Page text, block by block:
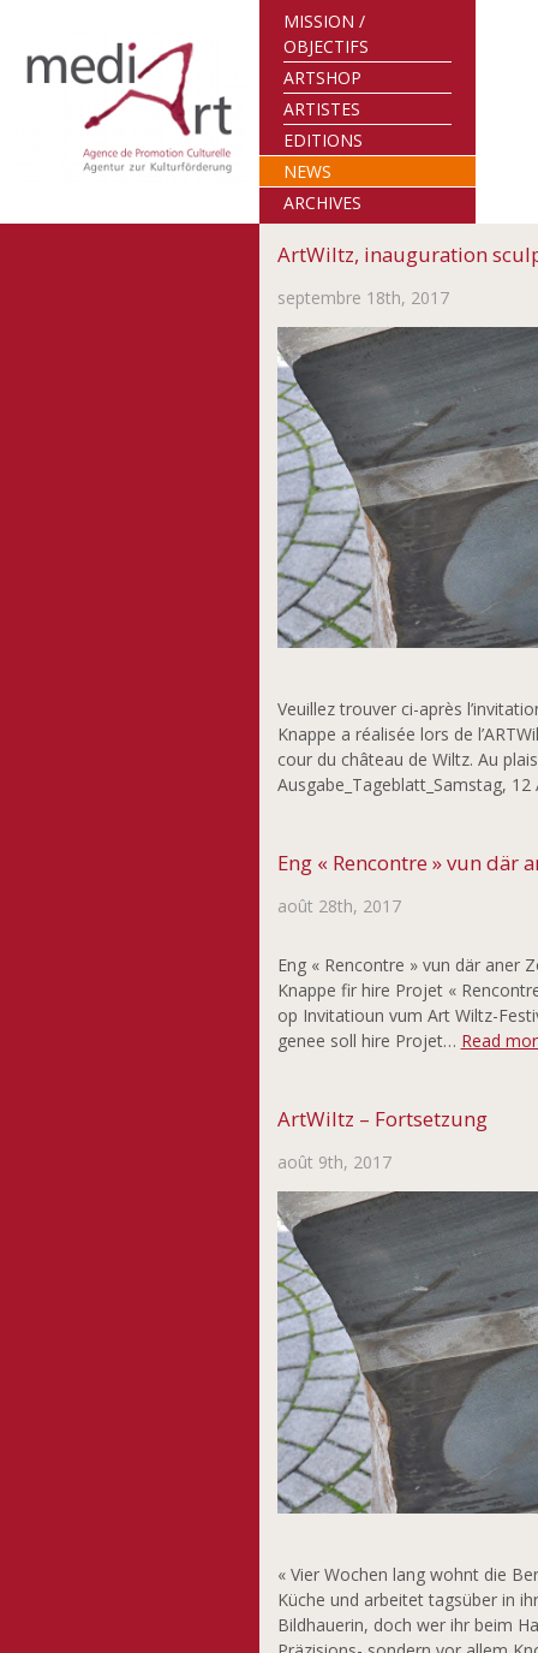
MISSION /
OBJECTIFS
ARTSHOP
ARTISTES
EDITIONS
NEWS
ARCHIVES
ArtWiltz, inauguration
septembre 18th, 2017
Veuillez trouver ci-après
Knappe a réalisée lors de
cour du château de Wiltz. Au
Ausgabe_Tageblatt_Samstag,
Eng « Rencontre » vun där
août 28th, 2017
Eng « Rencontre » vun där aner
Knappe fir hire Projet «
op Invitatioun vum Art Wiltz-
genee soll hire Projet… Read
ArtWiltz – Fortsetzung
août 9th, 2017
« Vier Wochen lang wohnt die
Küche und arbeitet tagsüber in
Bildhauerin, doch wer ihr beim